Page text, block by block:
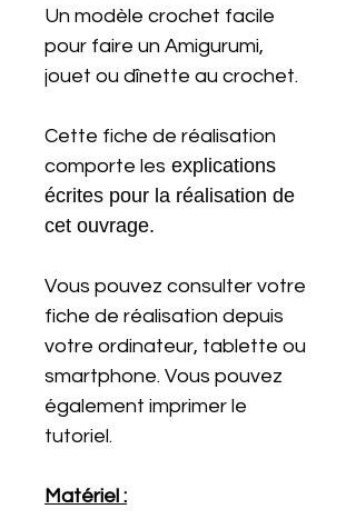
Un modèle crochet facile
pour faire un Amigurumi,
jouet ou dînette au crochet.
Cette fiche de réalisation
comporte les explications
écrites pour la réalisation de
cet ouvrage.
Vous pouvez consulter votre
fiche de réalisation depuis
votre ordinateur, tablette ou
smartphone. Vous pouvez
également imprimer le
tutoriel.
Matériel :